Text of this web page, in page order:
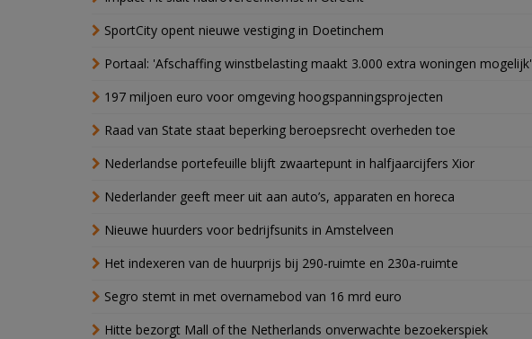
SportCity opent nieuwe vestiging in Doetinchem
Portaal: 'Afschaffing winstbelasting maakt 3.000 extra woningen mogelijk'
197 miljoen euro voor omgeving hoogspanningsprojecten
Raad van State staat beperking beroepsrecht overheden toe
Nederlandse portefeuille blijft zwaartepunt in halfjaarcijfers Xior
Nederlander geeft meer uit aan auto’s, apparaten en horeca
Nieuwe huurders voor bedrijfsunits in Amstelveen
Het indexeren van de huurprijs bij 290-ruimte en 230a-ruimte
Segro stemt in met overnamebod van 16 mrd euro
Hitte bezorgt Mall of the Netherlands onverwachte bezoekerspiek